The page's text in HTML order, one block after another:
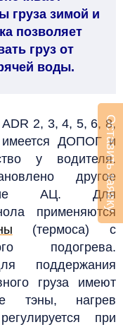
груза зимой и
позволяет
груз от
воды.
ADR 2, 3, 4, 5, 6, 8,
имеется ДОПОГ и
у водителя.
другое
АЦ. Для
применяются
(термоса) с
подогрева.
поддержания
груза имеют
тэны, нагрев
при
Оставить заявку